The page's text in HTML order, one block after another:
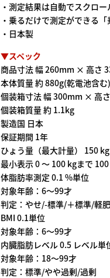
・測定結果は自動でスクロー
・乗るだけで測定ができる「
・日本製
▼スペック
商品寸法 幅 260mm × 高さ
本体質量 約 880g(乾電池含む)
個装箱寸法 幅 300mm × 高
個装箱質量 約 1.1kg
製造国 日本
保証期間 1年
ひょう量（最大計量） 150 kg
最小表示 0 〜 100 kgまで
体脂肪率測定 0.1 %単位
対象年齢：6〜99才
判定：やせ/-標準/＋標準/軽
BMI 0.1単位
対象年齢：6〜99才
内臓脂肪レベル 0.5 レベル単
対象年齢：18〜99才
判定：標準/やや過剰/過剰